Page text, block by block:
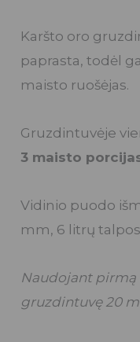
Karšto oro
paprasta, todėl
maisto ruošėjas.
Gruzdintuvėje
3 maisto
Vidinio puodo
mm, 6 litrų talpos
Naudojant
gruzdintuvę 20